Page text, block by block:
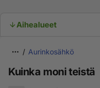
Aihealueet
Aurinkosähkö
Kuinka moni teistä